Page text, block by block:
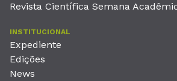
Revista Científica Semana
INSTITUCIONAL
Expediente
Edições
News